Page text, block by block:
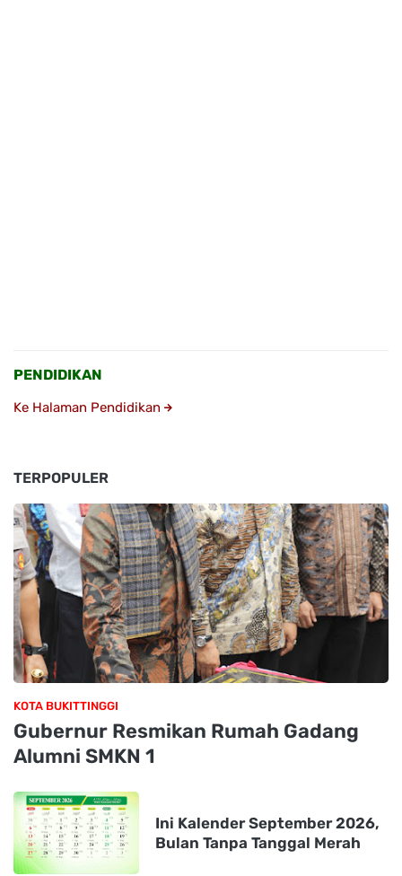
PENDIDIKAN
Ke Halaman Pendidikan
TERPOPULER
KOTA BUKITTINGGI
Gubernur Resmikan Rumah Gadang
Alumni SMKN 1
Ini Kalender September 2026,
Bulan Tanpa Tanggal Merah